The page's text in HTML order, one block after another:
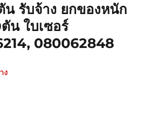
น รับจ้าง ยกของหนัก
น ใบเซอร์
080062848
ง